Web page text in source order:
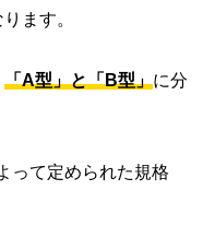
ます。
「A型」と「B型」に分
って定められた規格